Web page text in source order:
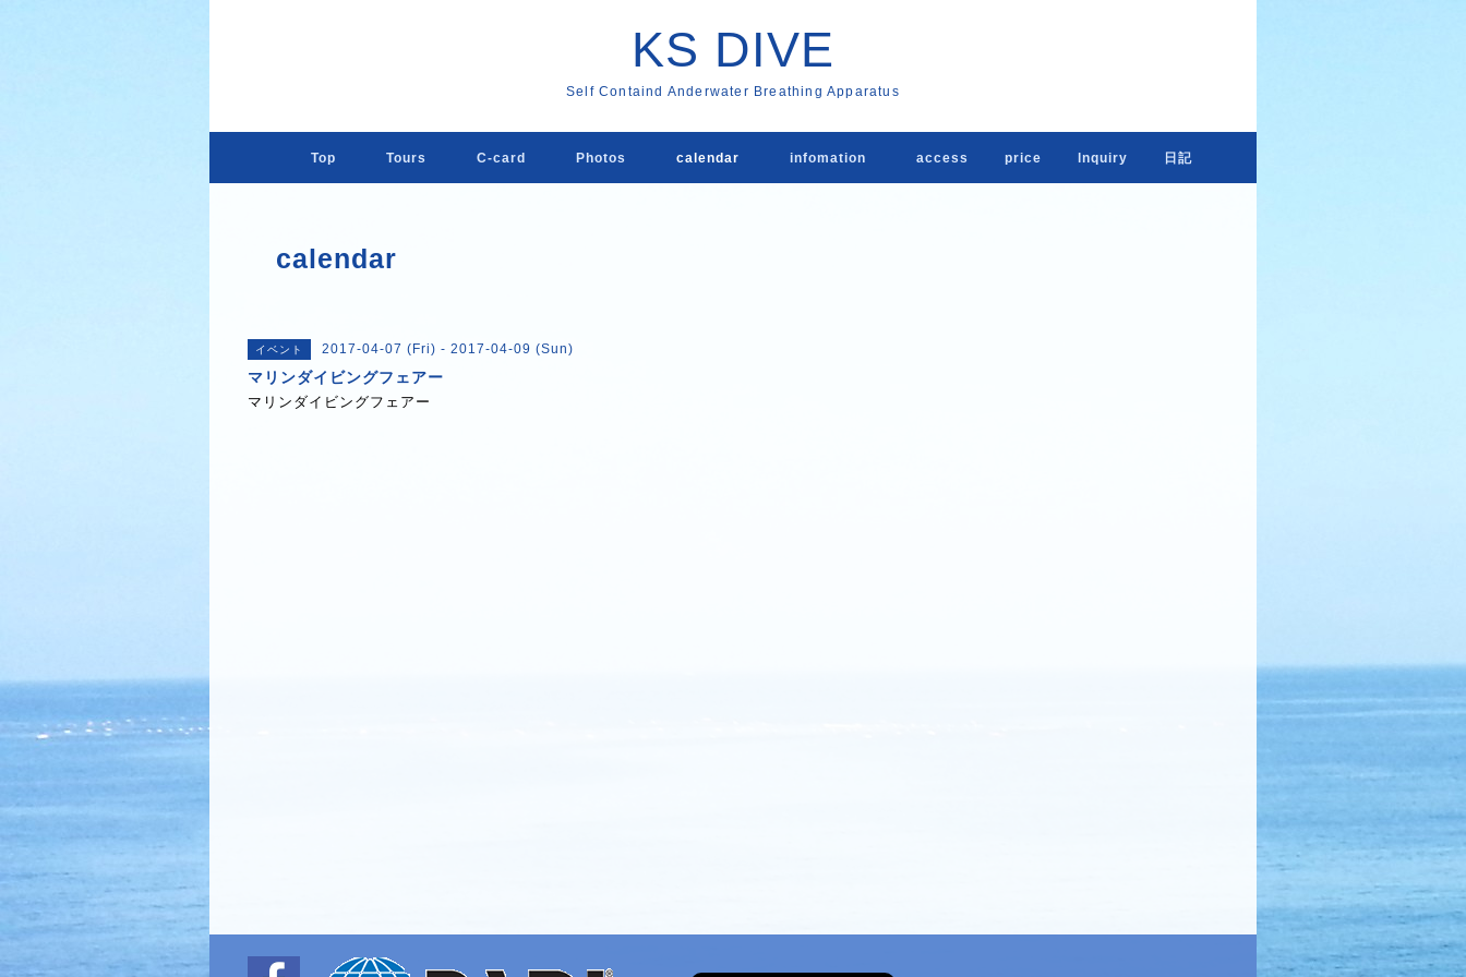
KS DIVE
Self Containd Anderwater Breathing Apparatus
Top Tours C-card Photos calendar infomation access price lnquiry 日記
calendar
イベント 2017-04-07 (Fri) - 2017-04-09 (Sun)
マリンダイビングフェアー
マリンダイビングフェアー